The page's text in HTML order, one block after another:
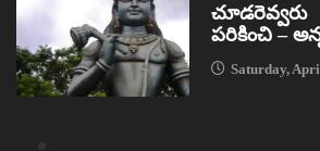
పరికించి –
Saturday,